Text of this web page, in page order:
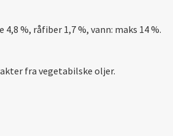
%, råfiber 1,7 %, vann: maks 14 %.
fra vegetabilske oljer.